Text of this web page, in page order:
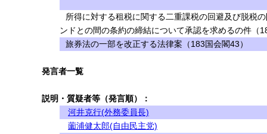
所得に対する租税に関する二重課税の回避及び脱税
ンドとの間の条約の締結について承認を求めるの件（
旅券法の一部を改正する法律案（183国会閣43）
発言者一覧
説明・質疑者等（発言順）：
河井克行(外務委員長)
薗浦健太郎(自由民主党)